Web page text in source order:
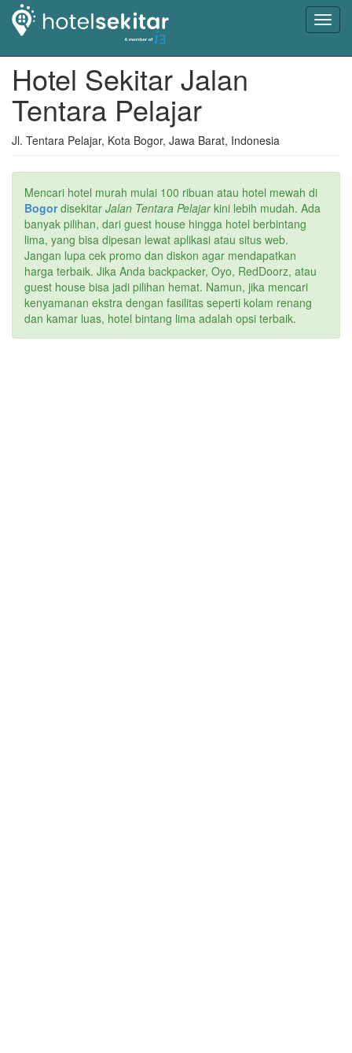
Hotel Sekitar Jalan
Tentara Pelajar
Jl. Tentara Pelajar, Kota Bogor, Jawa Barat, Indonesia
Mencari hotel murah mulai 100 ribuan atau hotel mewah di
Bogordisekitar Jalan Tentara Pelajarkini lebih mudah. Ada
banyak pilihan, dari guest house hingga hotel berbintang
lima, yang bisa dipesan lewat aplikasi atau situs web.
Jangan lupa cek promo dan diskon agar mendapatkan
harga terbaik. Jika Anda backpacker, Oyo, RedDoorz, atau
guest house bisa jadi pilihan hemat. Namun, jika mencari
kenyamanan ekstra dengan fasilitas seperti kolam renang
dan kamar luas, hotel bintang lima adalah opsi terbaik.